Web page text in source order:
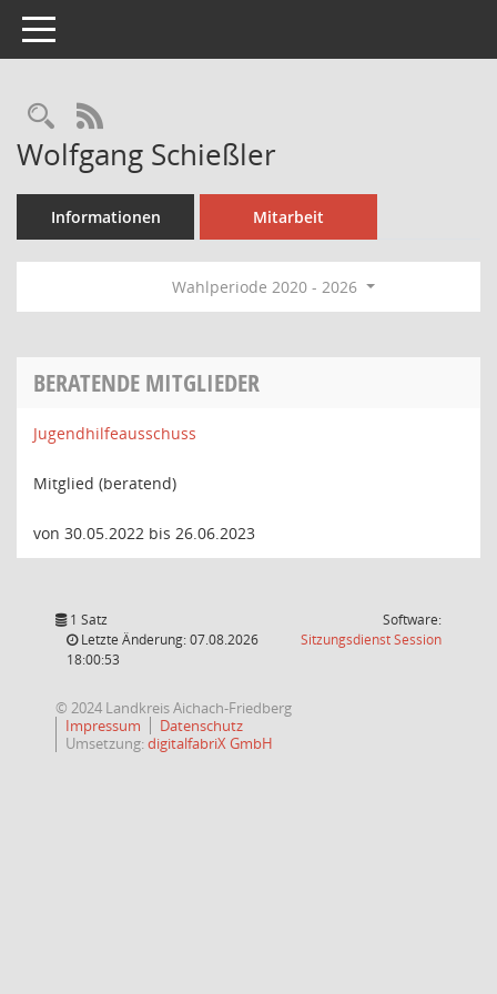
Toggle navigation
Rechercheauswahl
RSS-Feed
Wolfgang Schießler
Informationen Mitarbeit
Wahlperiode 2020 - 2026
BERATENDE MITGLIEDER
Jugendhilfeausschuss
Mitglied (beratend)
von 30.05.2022 bis 26.06.2023
1 Satz
Letzte Änderung: 07.08.2026
18:00:53
Software:
SitzungsdienstSession(Wird in
© 2024 Landkreis Aichach-Friedberg
Impressum
Datenschutz
Umsetzung:digitalfabriX GmbH